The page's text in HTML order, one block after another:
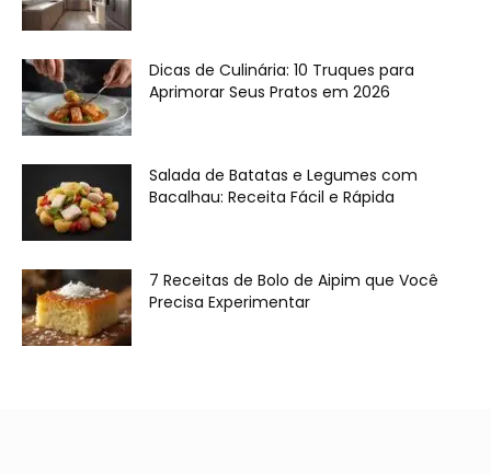
Dicas de Culinária: 10 Truques para
Aprimorar Seus Pratos em 2026
Salada de Batatas e Legumes com
Bacalhau: Receita Fácil e Rápida
7 Receitas de Bolo de Aipim que Você
Precisa Experimentar